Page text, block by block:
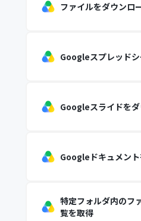
ファイルをダウンロ
Googleスプレッド
Googleスライドを
Googleドキュメン
特定フォルダ内のフ
覧を取得